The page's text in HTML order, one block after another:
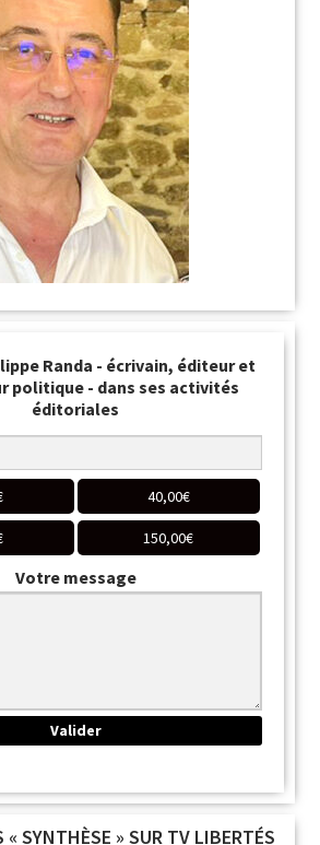
Randa - écrivain, éditeur et
politique - dans ses activités
éditoriales
40,00€
150,00€
Votre message
« SYNTHÈSE » SUR TV LIBERTÉS